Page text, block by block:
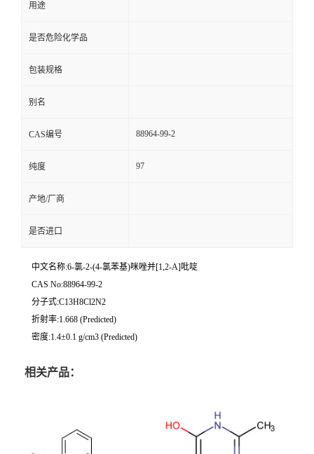
用途
是否危险化学品
包装规格
别名
CAS编号 88964-99-2
纯度 97
产地/厂商
是否进口
中文名称:6-氯-2-(4-氯苯基)咪唑并[1,2-A]吡啶
CAS No:88964-99-2
分子式:C13H8Cl2N2
折射率:1.668 (Predicted)
密度:1.4±0.1 g/cm3 (Predicted)
相关产品：